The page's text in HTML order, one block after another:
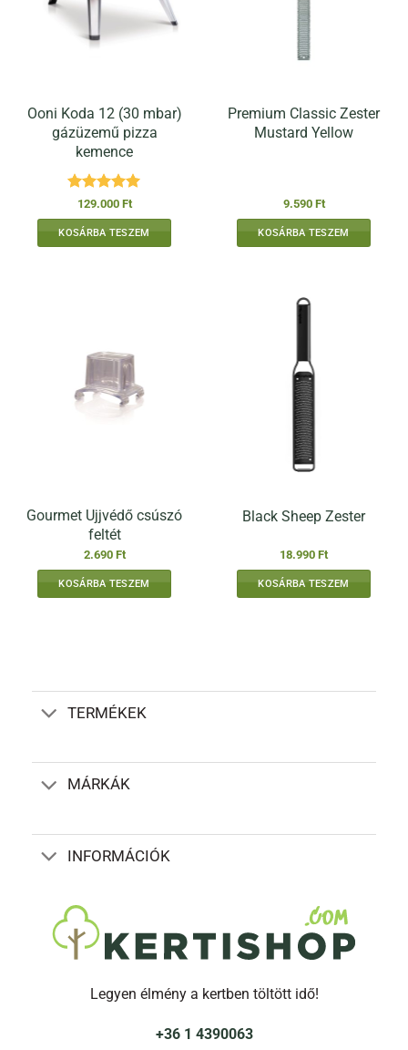
Ooni Koda 12 (30 mbar)
gázüzemű pizza
kemence
Értékelés:5
/ 5
129.000 Ft
KOSÁRBA TESZEM
Premium Classic Zester
Mustard Yellow
9.590 Ft
KOSÁRBA TESZEM
Gourmet Ujjvédő csúszó
feltét
2.690 Ft
KOSÁRBA TESZEM
Black Sheep Zester
18.990 Ft
KOSÁRBA TESZEM
TERMÉKEK
MÁRKÁK
INFORMÁCIÓK
Legyen élmény a kertben töltött idő!
+36 1 4390063